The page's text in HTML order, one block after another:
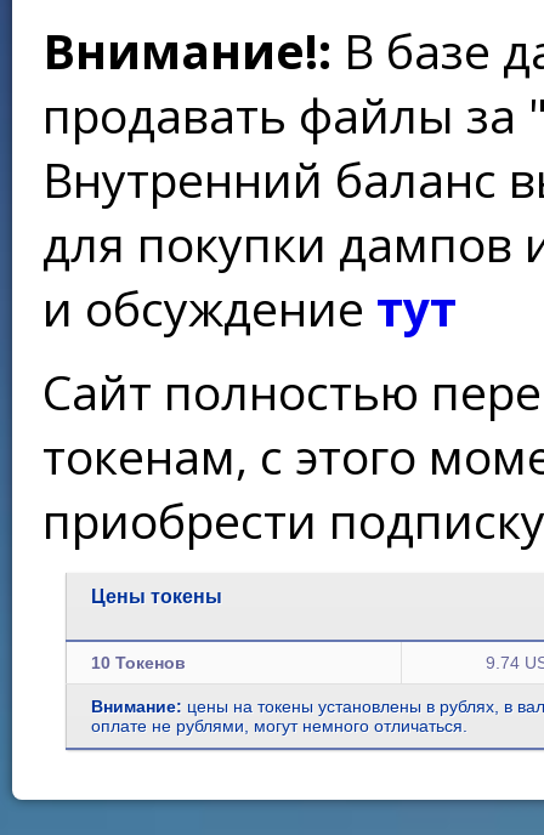
Внимание!: В базе
продавать файлы за
Внутренний баланс
для покупки дампов
и обсуждение тут
Сайт полностью
токенам, с этого
приобрести
Цены токены
10 Токенов 9.74
Внимание: цены на токены установлены в рублях, в
оплате не рублями, могут немного отличаться.